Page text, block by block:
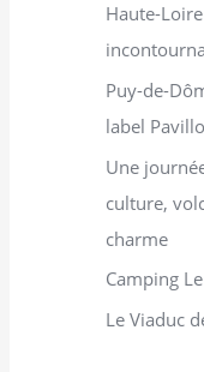
Haute-
Puy-de-
label
Une
culture,
charme
Camping
Le Viaduc